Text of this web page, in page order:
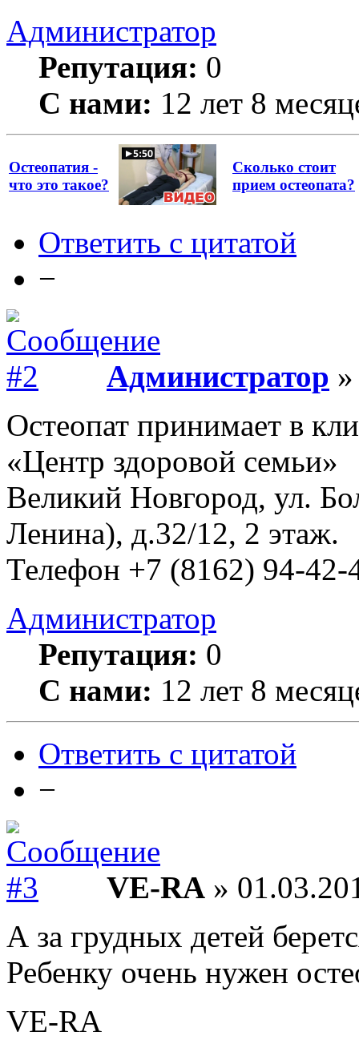
Администратор
Репутация: 0
С нами: 12 лет 8
Остеопатия -
что это такое?
Сколько стоит
прием остеопата?
Ответить с цитатой
−
Администратор
Остеопат принимает в
«Центр здоровой семьи»
Великий Новгород, ул.
Ленина), д.32/12, 2 этаж.
Телефон +7 (8162) 94-42-
Администратор
Репутация: 0
С нами: 12 лет 8
Ответить с цитатой
−
VE-RA »
А за грудных детей
Ребенку очень нужен
VE-RA